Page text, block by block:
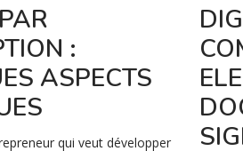
:
ASPECTS
qui veut développer